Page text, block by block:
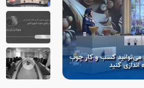
تا ۱۲ میلیونی می‌توانید کسب و کار چوب
اندازی کنید
نشست شورای
و حرفه‌ای کشور با
کار و رفاه
سازمان